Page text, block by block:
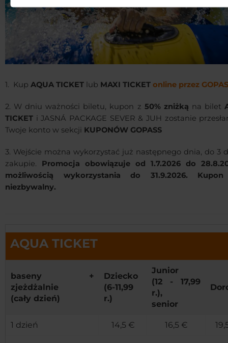
1. Kup AQUA TICKET lub MAXI TICKET online przez
2. W dniu ważności biletu, kupon z 50% zniżką na bilet
TICKET i JASNÁ PACKAGE SEVER & JUH zostanie
Twoje konto w sekcji KUPONÓW GOPASS
3. Wejście można wykorzystać już następnego dnia, do 3
zakupie. Promocja obowiązuje od 1.7.2026 do
możliwością wykorzystania do 31.9.2026.
niezbywalny.
AQUA TICKET
baseny +
zjeżdżalnie
(cały dzień)
Dziecko
(6-11,99
r.)
Junior
(12 - 17,99
r.),
senior
1 dzień 14,5 € 16,5 €